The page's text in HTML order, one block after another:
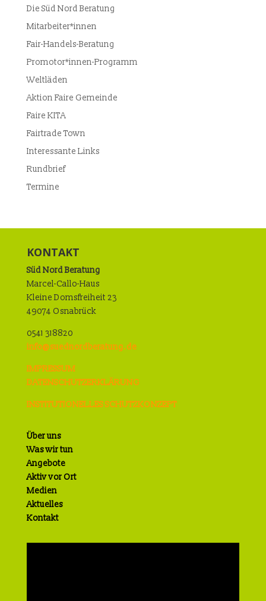
Die Süd Nord Beratung
Mitarbeiter*innen
Fair-Handels-Beratung
Promotor*innen-Programm
Weltläden
Aktion Faire Gemeinde
Faire KITA
Fairtrade Town
Interessante Links
Rundbrief
Termine
KONTAKT
Süd Nord Beratung
Marcel-Callo-Haus
Kleine Domsfreiheit 23
49074 Osnabrück
0541 318820
info@suednordberatung.de
IMPRESSUM
DATENSCHUTZERKLÄRUNG
INSTITUTIONELLES SCHUTZKONZEPT
Über uns
Was wir tun
Angebote
Aktiv vor Ort
Medien
Aktuelles
Kontakt